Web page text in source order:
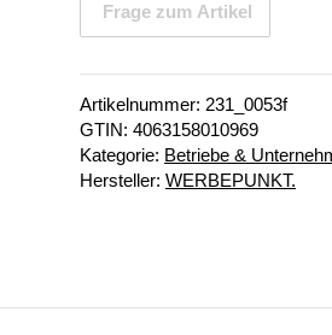
Frage zum Artikel
Artikelnummer: 231_0053f
GTIN: 4063158010969
Kategorie: Betriebe &
Hersteller: WERBEPUNKT.